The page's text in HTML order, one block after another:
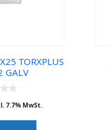
TORXPLUS
GALV
7.7% MwSt.